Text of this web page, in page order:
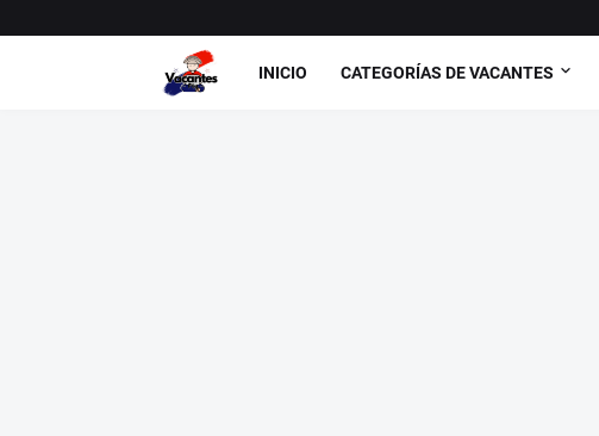
INICIO CATEGORÍAS DE VACANTES